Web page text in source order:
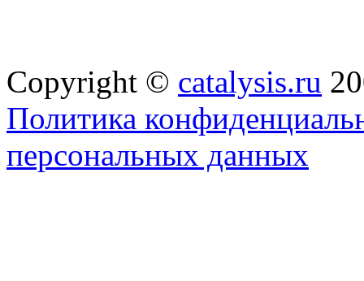
Copyright © catalysis.ru
Политика
персональных данных